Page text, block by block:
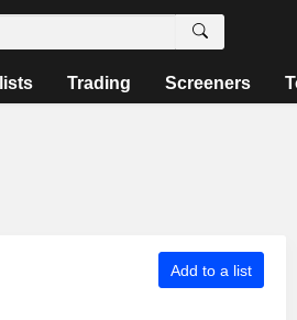
Trading Screeners
Add to a list